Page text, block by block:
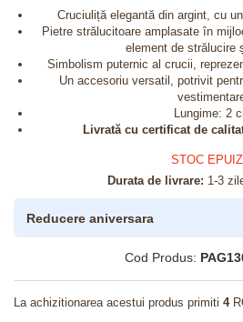
Cruciuliță elegantă din argint, cu
Pietre strălucitoare amplasate în
element de strălucire
Simbolism puternic al crucii,
Un accesoriu versatil, potrivit
Lungime: 2
Livrată cu certificat de
STOC
Durata de livrare: 1-3
Reducere aniversara
Cod Produs:
La achizitionarea acestui produs primiti 4